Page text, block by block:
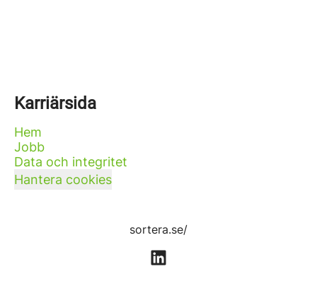
Karriärsida
Hem
Jobb
Data och integritet
Hantera cookies
sortera.se/